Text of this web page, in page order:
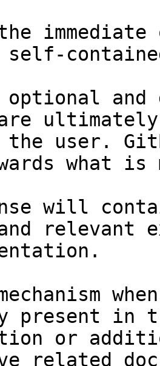
and
the user.
what
will
relevant
in
or